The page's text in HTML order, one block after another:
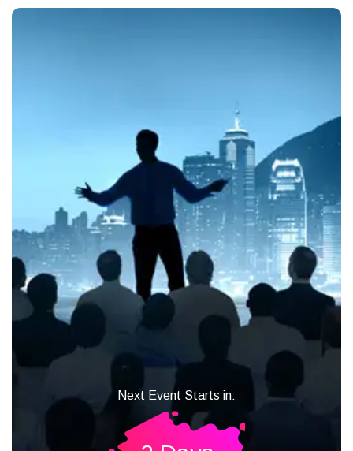
Next Event Starts in: